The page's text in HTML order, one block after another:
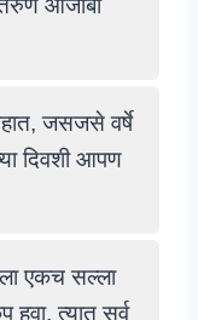
आजोबा
जसजसे वर्षे
दिवशी आपण
एकच सल्ला
त्यात सर्व